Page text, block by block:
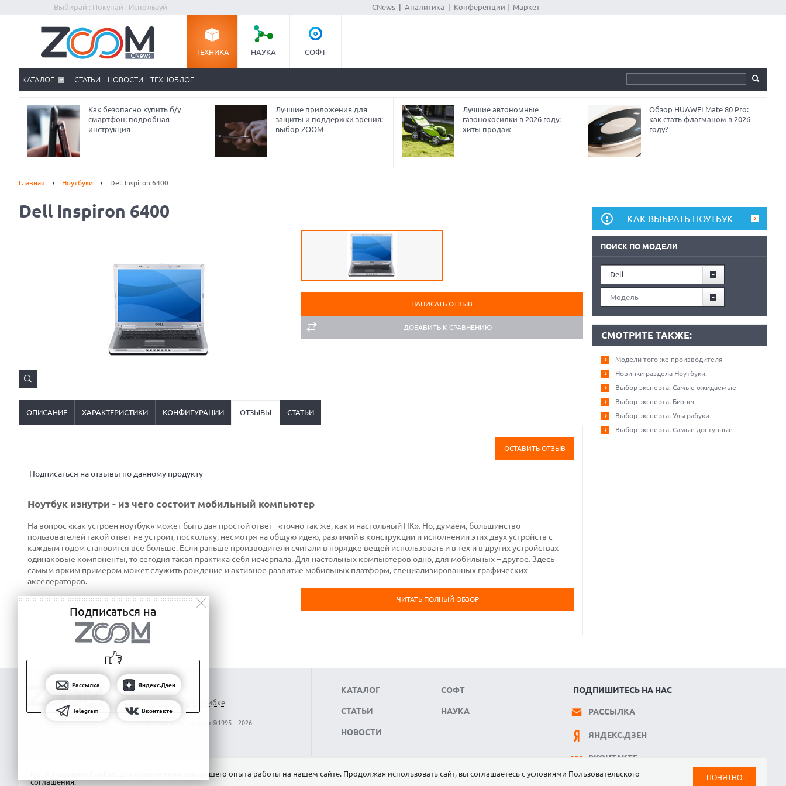
Выбирай : Покупай : Используй CNews| Аналитика Конференции Маркет
ТЕХНИКА НАУКА СОФТ
КАТАЛОГ СТАТЬИ НОВОСТИ ТЕХНОБЛОГ
Как безопасно купить б/у
смартфон: подробная
инструкция
Лучшие приложения для
защиты и поддержки зрения:
выбор ZOOM
Лучшие автономные
газонокосилки в 2026 году:
хиты продаж
Обзор HUAWEI Mate 80 Pro:
как стать флагманом в 2026
году?
Главная Ноутбуки Dell Inspiron 6400
Dell Inspiron 6400
НАПИСАТЬ ОТЗЫВ
ДОБАВИТЬ К СРАВНЕНИЮ
ОПИСАНИЕ ХАРАКТЕРИСТИКИ КОНФИГУРАЦИИ ОТЗЫВЫ СТАТЬИ
ОСТАВИТЬ ОТЗЫВ
Подписаться на отзывы по данному продукту
Ноутбук изнутри - из чего состоит мобильный компьютер
На вопрос «как устроен ноутбук» может быть дан простой ответ - «точно так же, как и настольный ПК». Но, думаем, большинство
пользователей такой ответ не устроит, поскольку, несмотря на общую идею, различий в конструкции и исполнении этих двух устройств с
каждым годом становится все больше. Если раньше производители считали в порядке вещей использовать и в тех и в других устройствах
одинаковые компоненты, то сегодня такая практика себя исчерпала. Для настольных компьютеров одно, для мобильных – другое. Здесь
самым ярким примером может служить рождение и активное развитие мобильных платформ, специализированных графических
акселераторов.
ЧИТАТЬ ПОЛНЫЙ ОБЗОР
КАК ВЫБРАТЬ НОУТБУК
ПОИСК ПО МОДЕЛИ
Dell
Модель
СМОТРИТЕ ТАКЖЕ:
Модели того же производителя
Новинки раздела Ноутбуки.
Выбор эксперта. Самые ожидаемые
Выбор эксперта. Бизнес
Выбор эксперта. Ультрабуки
Выбор эксперта. Самые доступные
Сообщить об ошибке
Все права защищены ©1995 – 2026
КАТАЛОГ
СТАТЬИ
НОВОСТИ
СОФТ
НАУКА
ПОДПИШИТЕСЬ НА НАС
РАССЫЛКА
ЯНДЕКС.ДЗЕН
ВКОНТАКТЕ
TELEGRAM
Подписаться на
Рассылка Яндекс.Дзен
Telegram Вконтакте
Мы используем Сookies для обеспечения наилучшего опыта работы на нашем сайте. Продолжая использовать сайт, вы соглашаетесь с условиями Пользовательского
соглашения.
ПОНЯТНО